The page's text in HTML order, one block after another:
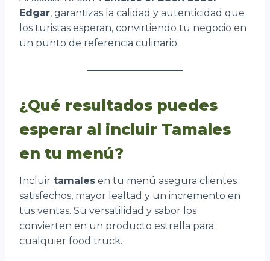
Edgar, garantizas la calidad y autenticidad que
los turistas esperan, convirtiendo tu negocio en
un punto de referencia culinario.
¿Qué resultados puedes
esperar al incluir Tamales
en tu menú?
Incluir tamales en tu menú asegura clientes
satisfechos, mayor lealtad y un incremento en
tus ventas. Su versatilidad y sabor los
convierten en un producto estrella para
cualquier food truck.